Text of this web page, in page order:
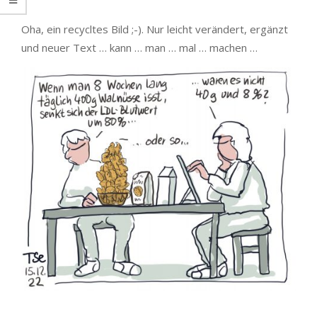
Oha, ein recycltes Bild ;-). Nur leicht verändert, ergänzt
und neuer Text … kann … man … mal … machen …